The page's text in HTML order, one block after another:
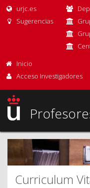
urjc.es
Sugerencias
Inicio
Acceso Investigadores
Curriculum